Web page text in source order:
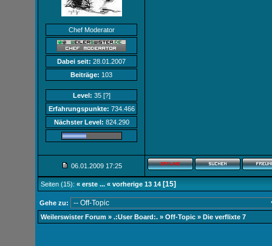
Chef Moderator
Dabei seit: 28.01.2007
Beiträge: 103
Level: 35 [?]
Erfahrungspunkte: 734.466
Nächster Level: 824.290
06.01.2009 17:25
Seiten (15): « erste ... « vorherige 13 14 [15]
Gehe zu:
Weilerswister Forum » .:User Board:. » Off-Topic » Die verflixte 7